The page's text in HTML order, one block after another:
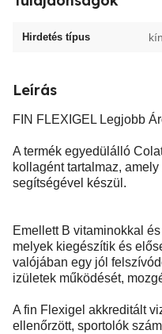
Hirdetés típus
Leírás
FIN FLEXIGEL Legjobb
A termék egyedülálló
kollagént tartalmaz,
segítségével készül.
Emellett B vitaminokkal
melyek kiegészítik és
valójában egy jól
izületek működését,
A fin Flexigel akkreditált
ellenőrzött, sportolók